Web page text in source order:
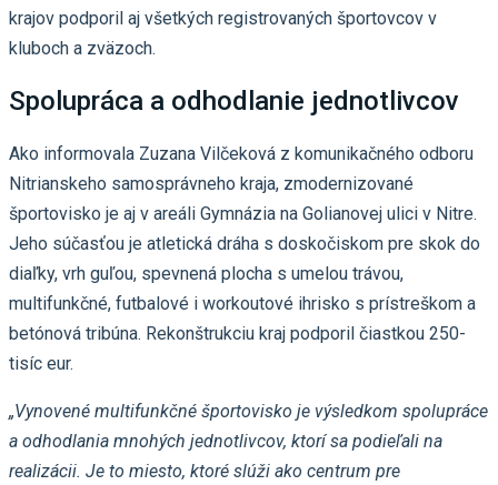
krajov podporil aj všetkých registrovaných športovcov v
kluboch a zväzoch.
Spolupráca a odhodlanie jednotlivcov
Ako informovala Zuzana Vilčeková z komunikačného odboru
Nitrianskeho samosprávneho kraja, zmodernizované
športovisko je aj v areáli Gymnázia na Golianovej ulici v Nitre.
Jeho súčasťou je atletická dráha s doskočiskom pre skok do
diaľky, vrh guľou, spevnená plocha s umelou trávou,
multifunkčné, futbalové i workoutové ihrisko s prístreškom a
betónová tribúna. Rekonštrukciu kraj podporil čiastkou 250-
tisíc eur.
„Vynovené multifunkčné športovisko je výsledkom spolupráce
a odhodlania mnohých jednotlivcov, ktorí sa podieľali na
realizácii. Je to miesto, ktoré slúži ako centrum pre